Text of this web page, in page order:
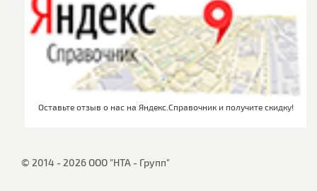
Оставьте отзыв о нас на Яндекс.Справочник и получите скидку!
© 2014 - 2026 ООО "НТА - Групп"